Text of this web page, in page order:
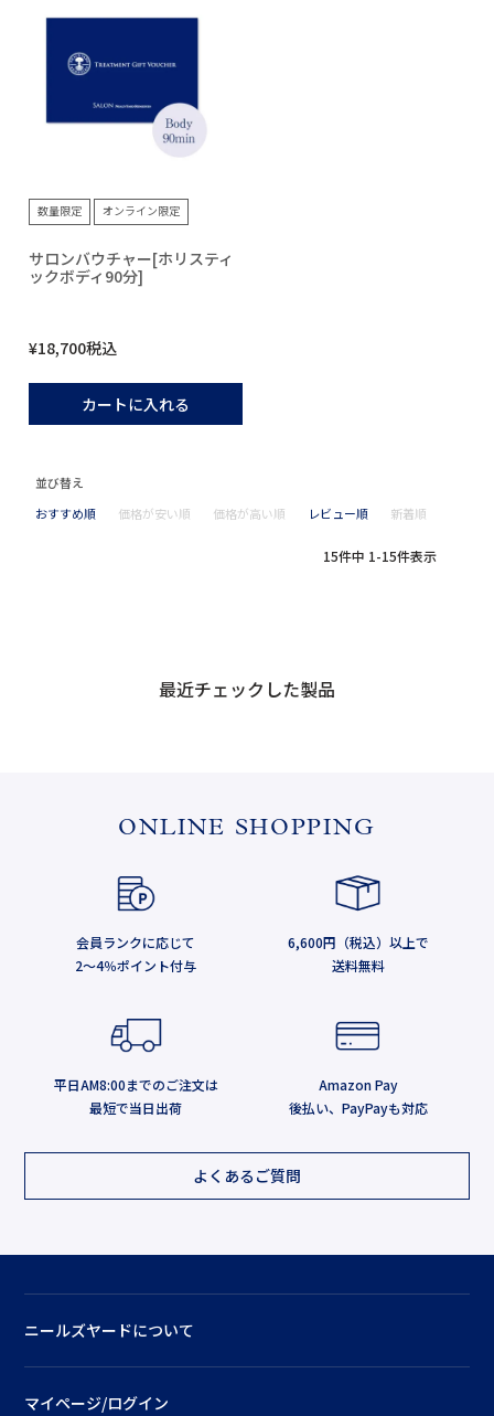
数量限定 オンライン限定
サロンバウチャー[ホリスティ
ックボディ90分]
¥18,700税込
カートに入れる
並び替え
おすすめ順
価格が安い順 価格が高い順 レビュー順 新着順
15件中 1-15件表示
最近チェックした製品
ONLINE SHOPPING
会員ランクに応じて
2～4％ポイント付与
6,600円（税込）以上で
送料無料
平日AM8:00までのご注文は
最短で当日出荷
Amazon Pay
後払い、PayPayも対応
よくあるご質問
ニールズヤードについて
マイページ/ログイン